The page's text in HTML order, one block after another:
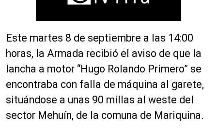
Este martes 8 de septiembre a las 14:00
horas, la Armada recibió el aviso de que la
lancha a motor “Hugo Rolando Primero” se
encontraba con falla de máquina al garete,
situándose a unas 90 millas al weste del
sector Mehuín, de la comuna de Mariquina.